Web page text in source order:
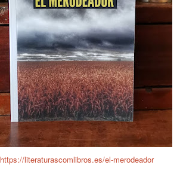
https://literaturascomlibros.es/el-merodeador